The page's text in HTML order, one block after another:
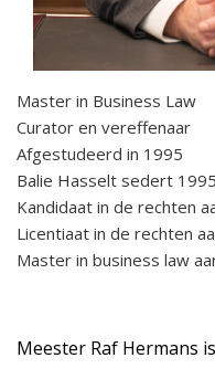
Master in Business Law
Curator en vereffenaar
Af­gestudeerd in 1995
Balie Hasselt sedert 1995
Kandidaat in de rechten
Licentiaat in de rechten
Master in business law
Meester Raf Hermans